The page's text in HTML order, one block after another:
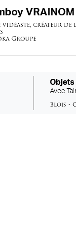
VRAINOM
créateur
Groupe
Avec
Blois •